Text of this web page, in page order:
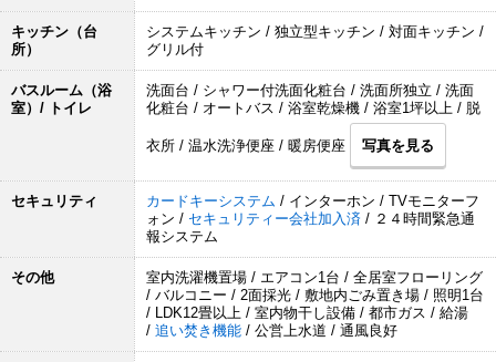
キッチン（台
所）
システムキッチン / 独立型キッチン / 対面キッチン /
グリル付
バスルーム（浴
室）/ トイレ
洗面台 / シャワー付洗面化粧台 / 洗面所独立 / 洗面
化粧台 / オートバス / 浴室乾燥機 / 浴室1坪以上 / 脱
衣所 / 温水洗浄便座 / 暖房便座 写真を見る
セキュリティ カードキーシステム / インターホン / TVモニターフ
ォン / セキュリティー会社加入済 / ２４時間緊急通
報システム
その他
室内洗濯機置場 / エアコン1台 / 全居室フローリング
/ バルコニー / 2面採光 / 敷地内ごみ置き場 / 照明1台
/ LDK12畳以上 / 室内物干し設備 / 都市ガス / 給湯
/ 追い焚き機能 / 公営上水道 / 通風良好